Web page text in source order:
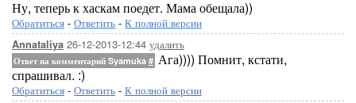
Ну, теперь к хаскам поедет. Мама обещала))
Обратиться - Ответить - К полной версии
Annataliya 26-12-2013-12:44 удалить
Ответ на комментарий Syamuka # Ага)))) Помнит, кстати,
спрашивал. :)
Обратиться - Ответить - К полной версии